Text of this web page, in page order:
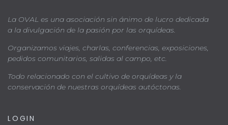
La OVAL es una asociación sin ánimo de lucro dedicada
a la divulgación de la pasión por las orquídeas.
Organizamos viajes, charlas, conferencias, exposiciones,
pedidos comunitarios, salidas al campo, etc.
Todo relacionado con el cultivo de orquídeas y la
conservación de nuestras orquídeas autóctonas.
LOGIN